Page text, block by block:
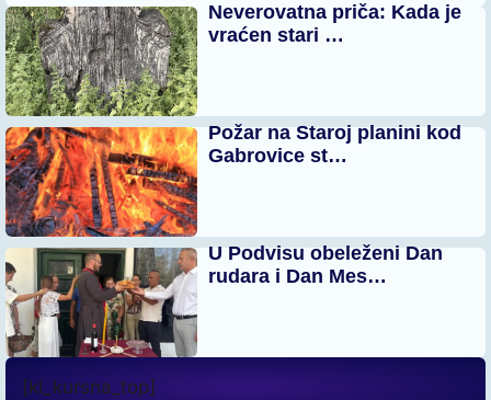
Neverovatna priča: Kada je
vraćen stari …
Požar na Staroj planini kod
Gabrovice st…
U Podvisu obeleženi Dan
rudara i Dan Mes…
[kl_kursna_top]